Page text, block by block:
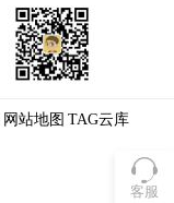
客服
网站地图 TAG云库